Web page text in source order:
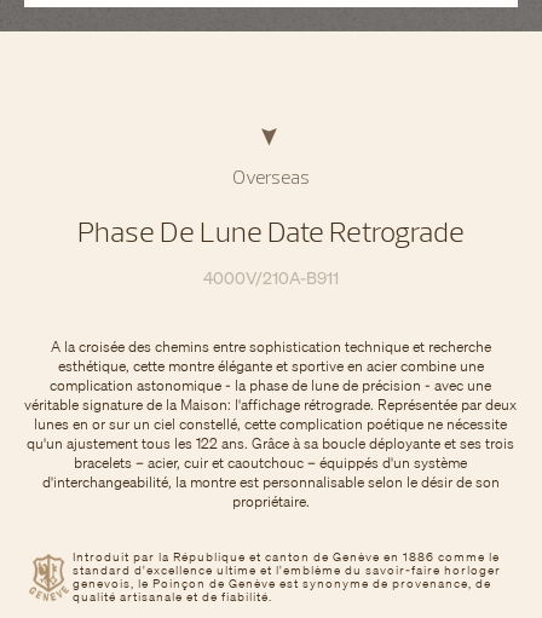
Overseas
Phase De Lune Date Retrograde
4000V/210A-B911
Introduit par la République et canton de Genève en 1886 comme le
standard d'excellence ultime et l'emblème du savoir-faire horloger
genevois, le Poinçon de Genève est synonyme de provenance, de
qualité artisanale et de fiabilité.
A la croisée des chemins entre sophistication technique et recherche
esthétique, cette montre élégante et sportive en acier combine une
complication astonomique - la phase de lune de précision - avec une
véritable signature de la Maison: l'affichage rétrograde. Représentée par deux
lunes en or sur un ciel constellé, cette complication poétique ne nécessite
qu'un ajustement tous les 122 ans. Grâce à sa boucle déployante et ses trois
bracelets – acier, cuir et caoutchouc – équippés d'un système
d'interchangeabilité, la montre est personnalisable selon le désir de son
propriétaire.